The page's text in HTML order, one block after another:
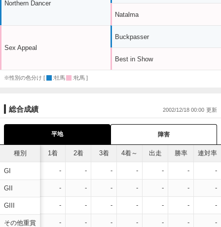
Northern Dancer
Sex Appeal
Natalma
Buckpasser
Best in Show
※性別の色分け [ :牡馬 :牝馬 ]
総合成績 2002/12/18 00:00
平地 障害
種別
GI
GII
GIII
その他重賞
1着 2着 3着 4着～ 出走 勝率 連対率
- - - - - - -
- - - - - - -
- - - - - - -
- - - - - - -